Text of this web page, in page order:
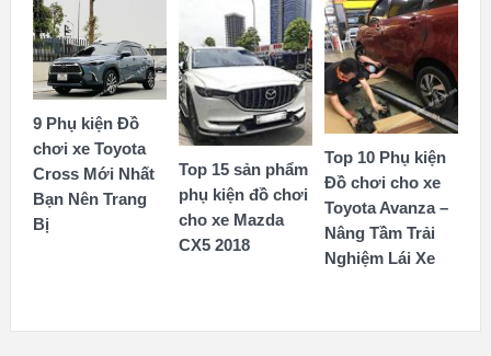
9 Phụ kiện Đồ
chơi xe Toyota
Cross Mới Nhất
Bạn Nên Trang
Bị
Top 15 sản phẩm
phụ kiện đồ chơi
cho xe Mazda
CX5 2018
Top 10 Phụ kiện
Đồ chơi cho xe
Toyota Avanza –
Nâng Tầm Trải
Nghiệm Lái Xe